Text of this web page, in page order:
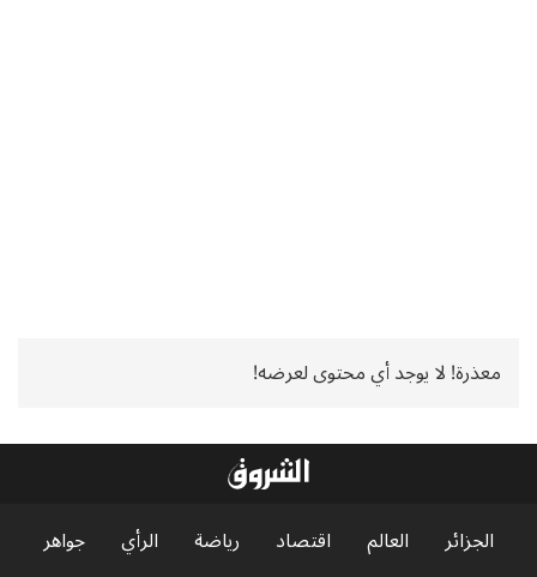
معذرة! لا يوجد أي محتوى لعرضه!
الجزائر العالم اقتصاد رياضة الرأي
جواهر